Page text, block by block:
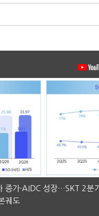
증가·AIDC 성장…SKT 2분기
궤도